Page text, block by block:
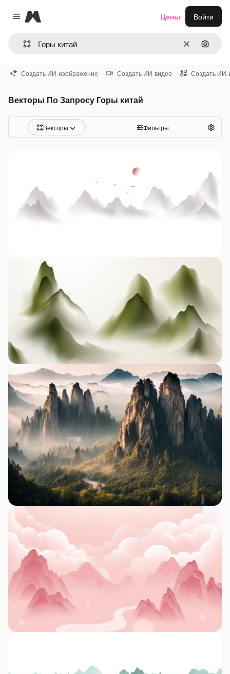
Close menu
Magnific
ОчиститьПоиск
Цены Войти
Создать ИИ-изображение Создать ИИ-видео Создать ИИ-
Векторы По Запросу Горы китай
Векторы Фильтры